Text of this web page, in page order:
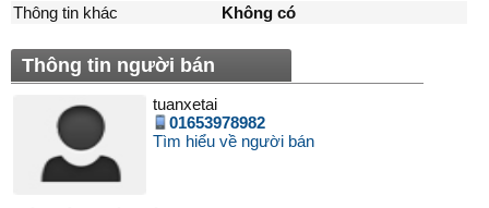
Thông tin khác
Không có
Thông tin người bán
tuanxetai
01653978982
Tìm hiểu về người bán